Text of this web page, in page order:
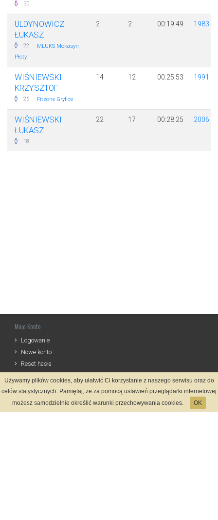
30
ULDYNOWICZ
ŁUKASZ
22 · MLUKS Mokasyn
Płoty
2 2 00:19:49 1983
WIŚNIEWSKI
KRZYSZTOF
26 · Fitzone Gryfice
14 12 00:25:53 1991
WIŚNIEWSKI
ŁUKASZ
18
22 17 00:28:25 2006
Moje Konto
Logowanie
Nowe konto
Reset hasła
Informacje
Regulamin
Używamy plików cookies, aby ułatwić Ci korzystanie z naszego serwisu oraz do
celów statystycznych. Pamiętaj, że za pomocą ustawień przeglądarki internetowej
możesz samodzielnie określić warunki przechowywania cookies.
OK